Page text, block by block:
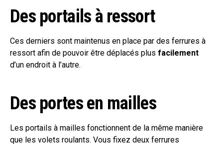
Des portails à ressort
Ces derniers sont maintenus en place par des ferrures à
ressort afin de pouvoir être déplacés plus facilement
d’un endroit à l’autre.
Des portes en mailles
Les portails à mailles fonctionnent de la même manière
que les volets roulants. Vous fixez deux ferrures